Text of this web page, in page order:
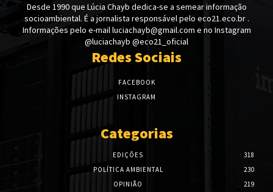
Desde 1990 que Lúcia Chayb dedica-se a semear informação
socioambiental. É a jornalista responsável pelo eco21.eco.br .
Informações pelo e-mail luciachayb@gmail.com e no Instagram
@luciachayb @eco21_oficial
Redes Sociais
FACEBOOK
INSTAGRAM
Categorias
EDIÇÕES
318
POLÍTICA AMBIENTAL
230
OPINIÃO
219